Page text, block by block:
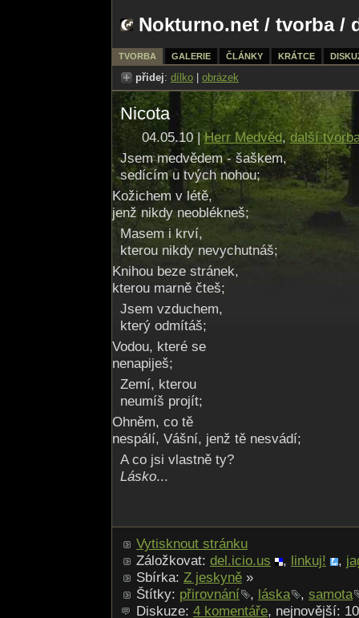
Nokturno.net / tvorba/
TVORBA GALERIE ČLÁNKY KRÁTCE
přidej: dílko obrázek
Nicota
04.05.10 |Herr Medvěd,další
Jsem medvědem - šaškem,
sedícím u tvých nohou;
Kožichem v létě,
jenž nikdy neoblékneš;
Masem i krví,
kterou nikdy nevychutnáš;
Knihou beze stránek,
kterou marně čteš;
Jsem vzduchem,
který odmítáš;
Vodou, které se
nenapiješ;
Zemí, kterou
neumíš projít;
Ohněm, co tě
nespálí, Vášní, jenž tě nesvádí;
A co jsi vlastně ty?
Lásko...
Vytisknout stránku
Záložkovat: del.icio.us , linkuj! ,
Sbírka: Z jeskyně »
Štítky: přirovnání , láska , samota
Diskuze: 4 komentáře, nejnovější: